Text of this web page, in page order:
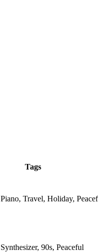
Tags
Travel, Holiday,
90s, Peaceful